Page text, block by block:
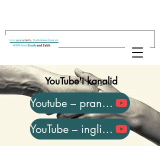
YouTube'i kanalid
Youtube – prantsuse keel
YouTube – inglise keel